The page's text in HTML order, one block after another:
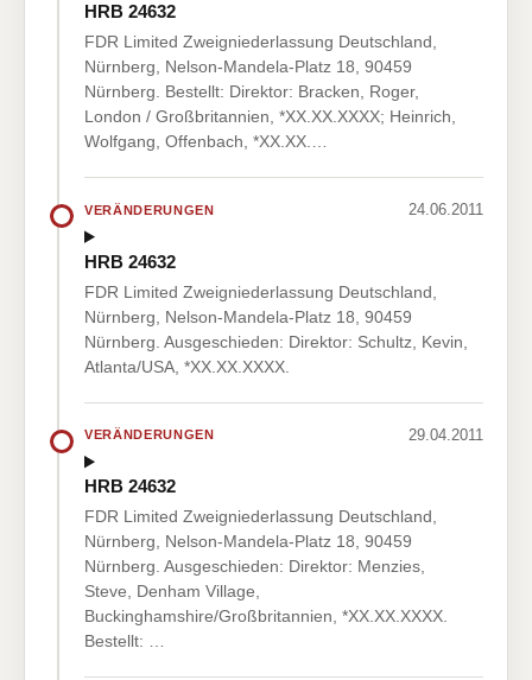
HRB 24632
FDR Limited Zweigniederlassung Deutschland,
Nürnberg, Nelson-Mandela-Platz 18, 90459
Nürnberg. Bestellt: Direktor: Bracken, Roger,
London / Großbritannien, *XX.XX.XXXX; Heinrich,
Wolfgang, Offenbach, *XX.XX.…
VERÄNDERUNGEN 24.06.2011
HRB 24632
FDR Limited Zweigniederlassung Deutschland,
Nürnberg, Nelson-Mandela-Platz 18, 90459
Nürnberg. Ausgeschieden: Direktor: Schultz, Kevin,
Atlanta/USA, *XX.XX.XXXX.
VERÄNDERUNGEN 29.04.2011
HRB 24632
FDR Limited Zweigniederlassung Deutschland,
Nürnberg, Nelson-Mandela-Platz 18, 90459
Nürnberg. Ausgeschieden: Direktor: Menzies,
Steve, Denham Village,
Buckinghamshire/Großbritannien, *XX.XX.XXXX.
Bestellt: …